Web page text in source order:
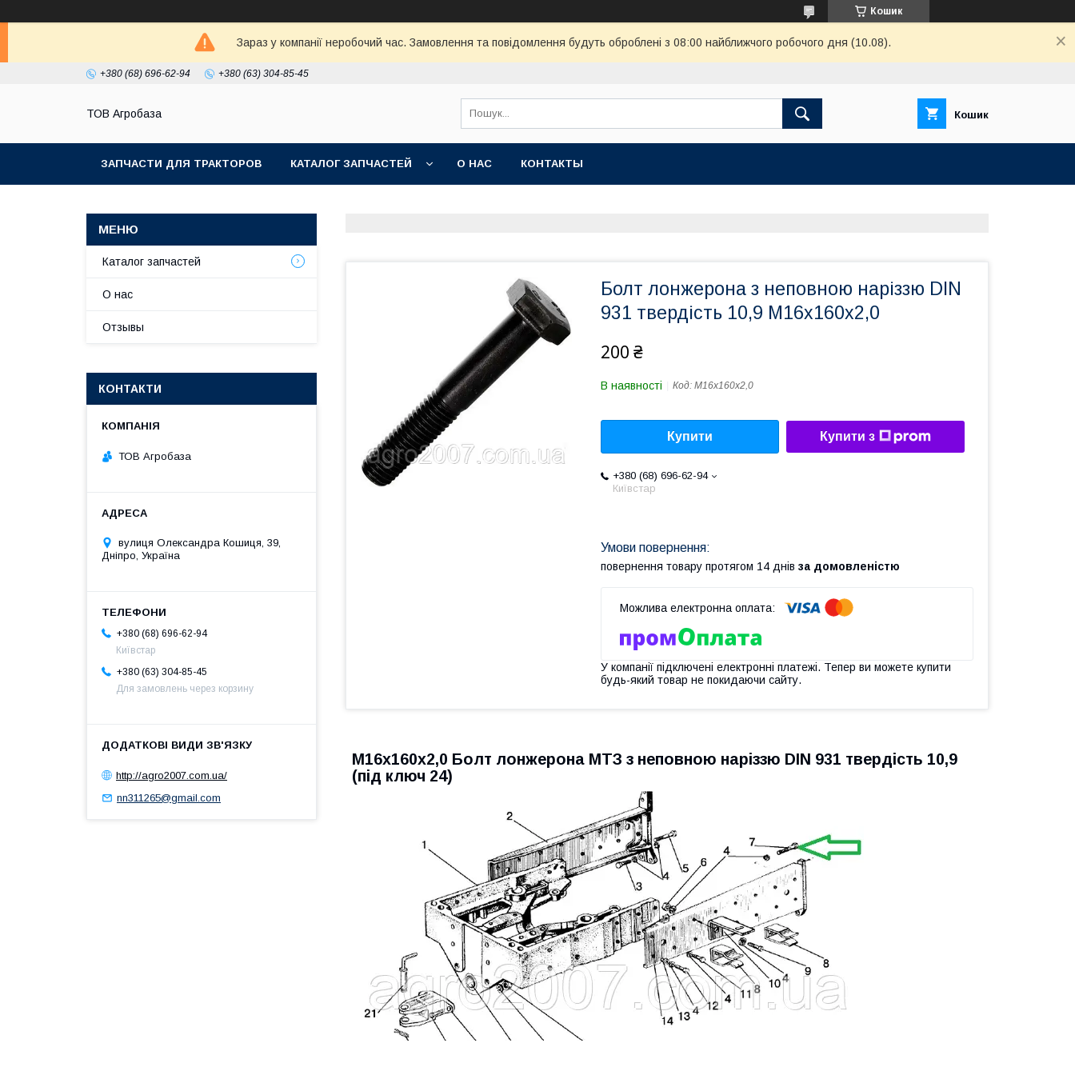
Кошик
Зараз у компанії неробочий час. Замовлення та повідомлення будуть оброблені з 08:00 найближчого робочого дня (10.08).
+380 (68) 696-62-94 +380 (63) 304-85-45
ТОВ Агробаза Кошик
ЗАПЧАСТИ ДЛЯ ТРАКТОРОВ КАТАЛОГ ЗАПЧАСТЕЙ О НАС КОНТАКТЫ
Болт лонжерона з неповною наріззю DIN
931 твердість 10,9 М16х160х2,0
200 ₴
В наявності Код: М16х160х2,0
Купити Купити з
+380 (68) 696-62-94
Київстар
повернення товару протягом 14 днів за домовленістю
У компанії підключені електронні платежі. Тепер ви можете купити
будь-який товар не покидаючи сайту.
М16х160х2,0 Болт лонжерона МТЗ з неповною наріззю DIN 931 твердість 10,9
(під ключ 24)
Каталог запчастей
О нас
Отзывы
КОНТАКТИ
ТОВ Агробаза
вулиця Олександра Кошиця, 39,
Дніпро, Україна
+380 (68) 696-62-94
Київстар
+380 (63) 304-85-45
Для замовлень через корзину
http://agro2007.com.ua/
nn311265@gmail.com